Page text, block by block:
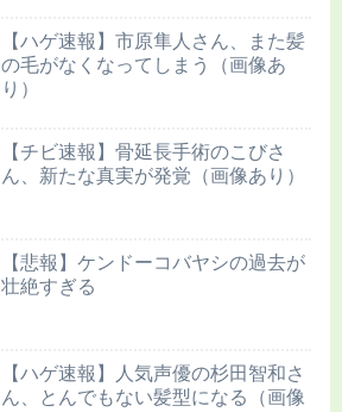
【ハゲ速報】市原隼人さん、また髪
の毛がなくなってしまう（画像あ
り）
【チビ速報】骨延長手術のこびさ
ん、新たな真実が発覚（画像あり）
【悲報】ケンドーコバヤシの過去が
壮絶すぎる
【ハゲ速報】人気声優の杉田智和さ
ん、とんでもない髪型になる（画像